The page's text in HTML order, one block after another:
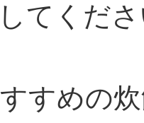
してくだ
すめの